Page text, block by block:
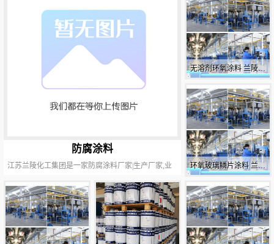
防腐涂料
江苏兰陵化工集团是一家防腐涂料厂家|生产厂家,业
山/江门/湛江等全国区域，欢迎来电咨询防腐涂料市
场报价|批发价格等信息。
无溶剂环氧涂料 兰陵牌
环氧玻璃鳞片涂料 兰陵